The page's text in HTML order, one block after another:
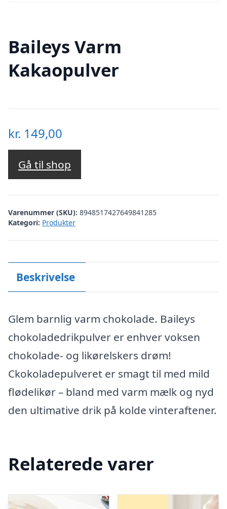
Baileys Varm
Kakaopulver
kr. 149,00
Gå til shop
Varenummer (SKU): 8948517427649841285
Kategori: Produkter
Beskrivelse
Glem barnlig varm chokolade. Baileys
chokoladedrikpulver er enhver voksen
chokolade- og likørelskers drøm!
Ckokoladepulveret er smagt til med mild
flødelikør – bland med varm mælk og nyd
den ultimative drik på kolde vinteraftener.
Relaterede varer